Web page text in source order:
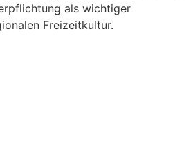
als wichtiger
Freizeitkultur.